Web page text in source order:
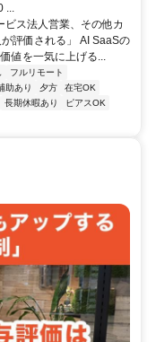
...
ス法人営業、その他カ
評価される」 AI SaaSの
値を一気に上げる...
フルリモート
助あり 夕方
在宅OK
長期休暇あり
ピアスOK